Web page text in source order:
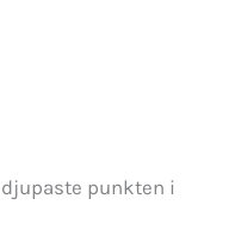
punkten i